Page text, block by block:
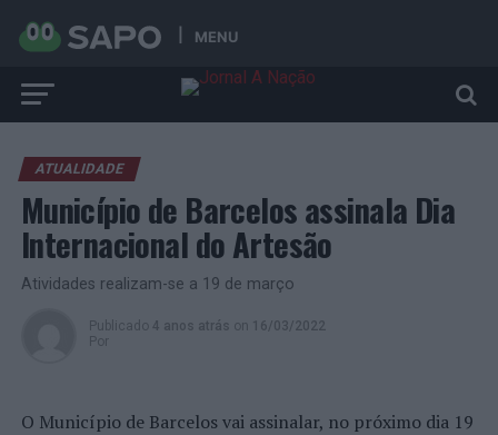
MENU
ATUALIDADE
Município de Barcelos assinala Dia
Internacional do Artesão
Atividades realizam-se a 19 de março
Publicado 4 anos atrás on 16/03/2022
Por
O Município de Barcelos vai assinalar, no próximo dia 19